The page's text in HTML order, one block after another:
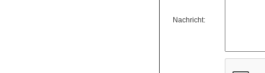
Nachricht: